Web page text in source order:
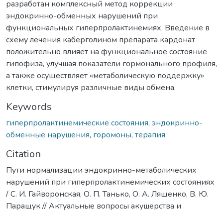
разработан комплексный метод коррекции
эндокринно-обменных нарушений при
функциональных гиперпролактинемиях. Введение в
схему лечения каберголином препарата кардонат
положительно влияет на функциональное состояние
гипофиза, улучшая показатели гормонального профиля,
а также осуществляет «метаболическую поддержку»
клетки, стимулируя различные виды обмена.
Keywords
гиперпролактинемические состояния, эндокринно-
обменные нарушения, горомоны, терапия
Citation
Пути нормализации эндокринно-метаболических
нарушений при гиперпролактинемических состояниях
/ С. И. Гайворонская, О. П. Танько, О. А. Лященко, В. Ю.
Паращук // Актуальные вопросы акушерства и